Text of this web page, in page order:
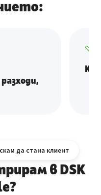
да стана клиент
в DSK